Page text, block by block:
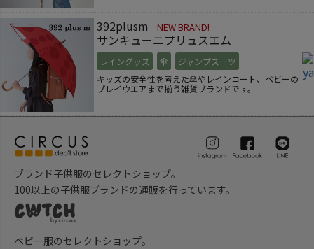
392plusm NEW BRAND!
サンキューニプリュスエム
レイングッズ 傘
ジャンプスーツ
キッズの安全性を考えた傘やレインコート、ベビーの
プレイウエアまで揃う雑貨ブランドです。
ブランド子供服のセレクトショップ。
100以上の子供服ブランドの通販を行っています。
ベビー服のセレクトショップ。